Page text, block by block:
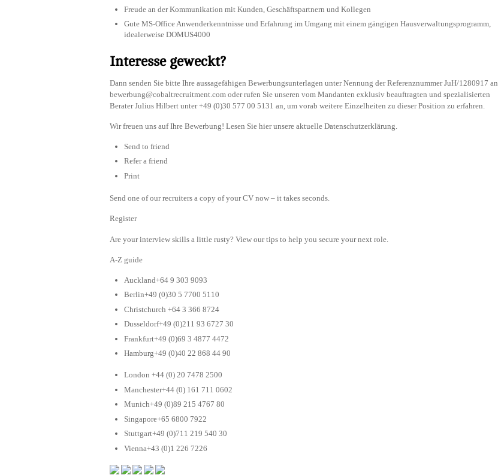
Freude an der Kommunikation mit Kunden, Geschäftspartnern und Kollegen
Gute MS-Office Anwenderkenntnisse und Erfahrung im Umgang mit einem gängigen Hausverwaltungsprogramm,
idealerweise DOMUS4000
Interesse geweckt?
Dann senden Sie bitte Ihre aussagefähigen Bewerbungsunterlagen unter Nennung der Referenznummer JuH/1280917 an
bewerbung@cobaltrecruitment.com oder rufen Sie unseren vom Mandanten exklusiv beauftragten und spezialisierten
Berater Julius Hilbert unter +49 (0)30 577 00 5131 an, um vorab weitere Einzelheiten zu dieser Position zu erfahren.
Wir freuen uns auf Ihre Bewerbung! Lesen Sie hier unsere aktuelle Datenschutzerklärung.
Send to friend
Refer a friend
Print
Send one of our recruiters a copy of your CV now – it takes seconds.
Register
Are your interview skills a little rusty? View our tips to help you secure your next role.
A-Z guide
Auckland+64 9 303 9093
Berlin+49 (0)30 5 7700 5110
Christchurch +64 3 366 8724
Dusseldorf+49 (0)211 93 6727 30
Frankfurt+49 (0)69 3 4877 4472
Hamburg+49 (0)40 22 868 44 90
London +44 (0) 20 7478 2500
Manchester+44 (0) 161 711 0602
Munich+49 (0)89 215 4767 80
Singapore+65 6800 7922
Stuttgart+49 (0)711 219 540 30
Vienna+43 (0)1 226 7226